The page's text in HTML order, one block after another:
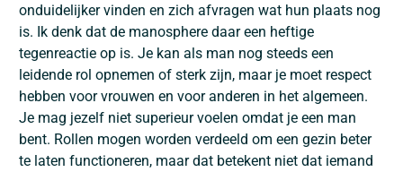
onduidelijker vinden en zich afvragen wat hun plaats nog
is. Ik denk dat de manosphere daar een heftige
tegenreactie op is. Je kan als man nog steeds een
leidende rol opnemen of sterk zijn, maar je moet respect
hebben voor vrouwen en voor anderen in het algemeen.
Je mag jezelf niet superieur voelen omdat je een man
bent. Rollen mogen worden verdeeld om een gezin beter
te laten functioneren, maar dat betekent niet dat iemand